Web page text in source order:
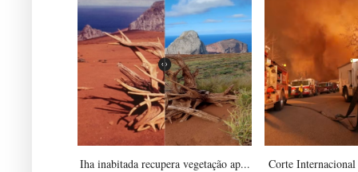
Iha inabitada recupera vegetação ap... Corte